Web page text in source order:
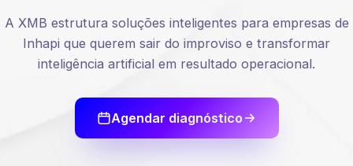
A XMB estrutura soluções inteligentes para empresas de
Inhapi que querem sair do improviso e transformar
inteligência artificial em resultado operacional.
Agendar diagnóstico